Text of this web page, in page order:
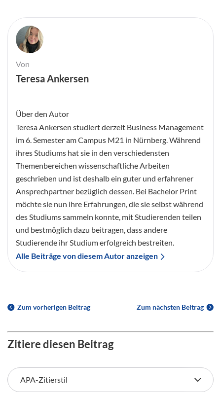
Von
Teresa Ankersen
Über den Autor
Teresa Ankersen studiert derzeit Business Management
im 6. Semester am Campus M21 in Nürnberg. Während
ihres Studiums hat sie in den verschiedensten
Themenbereichen wissenschaftliche Arbeiten
geschrieben und ist deshalb ein guter und erfahrener
Ansprechpartner bezüglich dessen. Bei Bachelor Print
möchte sie nun ihre Erfahrungen, die sie selbst während
des Studiums sammeln konnte, mit Studierenden teilen
und bestmöglich dazu beitragen, dass andere
Studierende ihr Studium erfolgreich bestreiten.
Alle Beiträge von diesem Autor anzeigen
Zum vorherigen Beitrag Zum nächsten Beitrag
Zitiere diesen Beitrag